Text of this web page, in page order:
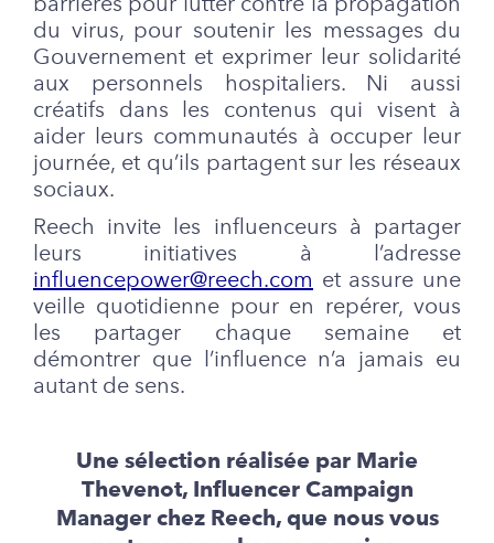
du virus, pour soutenir les messages du
Gouvernement et exprimer leur solidarité
aux personnels hospitaliers. Ni aussi
créatifs dans les contenus qui visent à
aider leurs communautés à occuper leur
journée, et qu’ils partagent sur les réseaux
sociaux.
Reech invite les influenceurs à partager
leurs initiatives à l’adresse
influencepower@reech.com et assure une
veille quotidienne pour en repérer, vous
les partager chaque semaine et
démontrer que l’influence n’a jamais eu
autant de sens.
Une sélection réalisée par Marie
Thevenot, Influencer Campaign
Manager chez Reech, que nous vous